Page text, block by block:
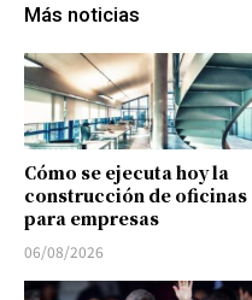
Más noticias
Cómo se ejecuta hoy la
construcción de oficinas
para empresas
06/08/2026